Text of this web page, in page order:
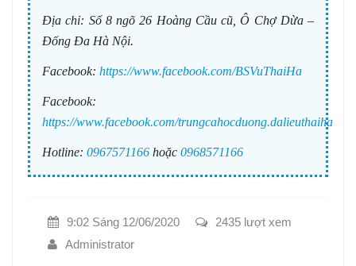
Địa chỉ: Số 8 ngõ 26 Hoàng Cầu cũ, Ô Chợ Dừa –
Đống Đa Hà Nội.
Facebook: https://www.facebook.com/BSVuThaiHa
Facebook:
https://www.facebook.com/trungcahocduong.dalieuthaiha
Hotline: 0967571166 hoặc 0968571166
9:02 Sáng 12/06/2020
2435 lượt xem
Administrator